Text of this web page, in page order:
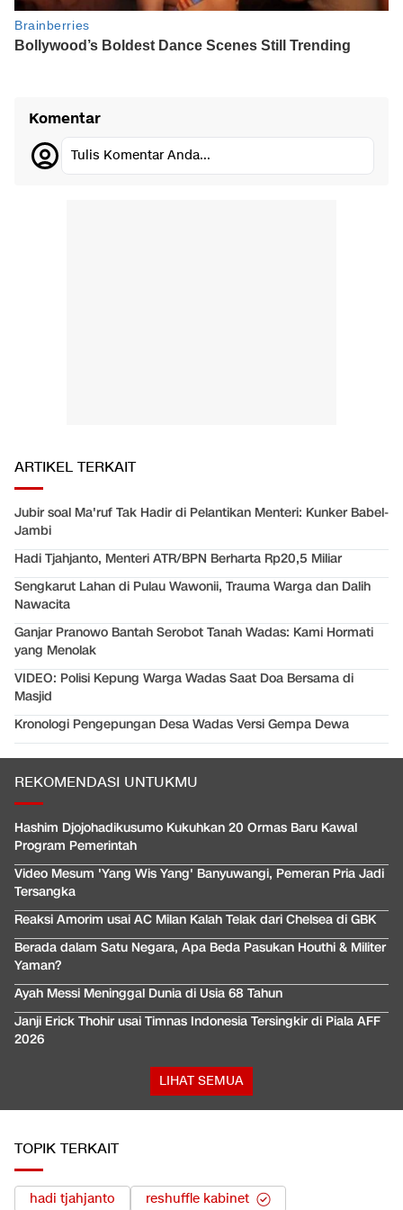
Komentar
Tulis Komentar Anda...
ARTIKEL TERKAIT
Jubir soal Ma'ruf Tak Hadir di Pelantikan Menteri: Kunker Babel-
Jambi
Hadi Tjahjanto, Menteri ATR/BPN Berharta Rp20,5 Miliar
Sengkarut Lahan di Pulau Wawonii, Trauma Warga dan Dalih
Nawacita
Ganjar Pranowo Bantah Serobot Tanah Wadas: Kami Hormati
yang Menolak
VIDEO: Polisi Kepung Warga Wadas Saat Doa Bersama di
Masjid
Kronologi Pengepungan Desa Wadas Versi Gempa Dewa
REKOMENDASI UNTUKMU
Hashim Djojohadikusumo Kukuhkan 20 Ormas Baru Kawal
Program Pemerintah
Video Mesum 'Yang Wis Yang' Banyuwangi, Pemeran Pria Jadi
Tersangka
Reaksi Amorim usai AC Milan Kalah Telak dari Chelsea di GBK
Berada dalam Satu Negara, Apa Beda Pasukan Houthi & Militer
Yaman?
Ayah Messi Meninggal Dunia di Usia 68 Tahun
Janji Erick Thohir usai Timnas Indonesia Tersingkir di Piala AFF
2026
LIHAT SEMUA
TOPIK TERKAIT
hadi tjahjanto
reshuffle kabinet